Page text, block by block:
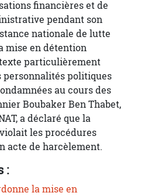
financières et de
pendant son
nationale de lutte
mise en détention
particulièrement
politiques
au cours des
Boubaker Ben Thabet,
a déclaré que la
les procédures
acte de harcèlement.
:
la mise en